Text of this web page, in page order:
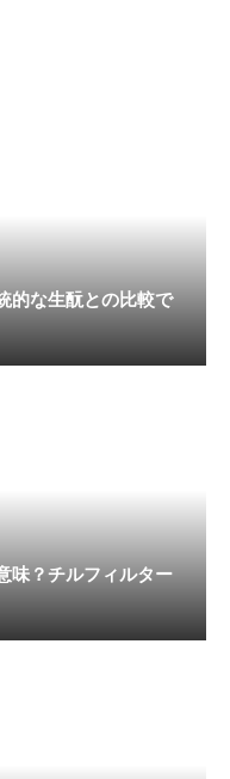
的な生酛との比較で
味？チルフィルター